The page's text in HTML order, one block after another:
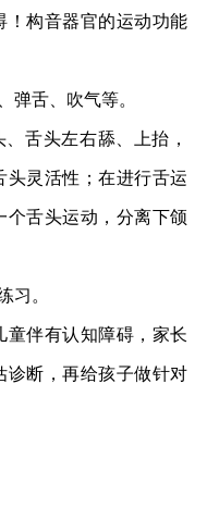
！构音器官的运动功能
弹舌、吹气等。
舌头左右舔、上抬，
头灵活性；在进行舌运
个舌头运动，分离下颌
习。
童伴有认知障碍，家长
诊断，再给孩子做针对